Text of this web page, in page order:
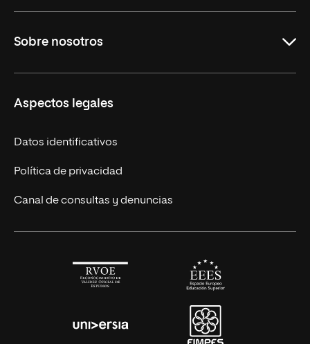
Licenciaturas en línea
Másteres Europeos
Cursos Europeos
Títulos Americanos
Alianza Newman
Sobre nosotros
Nuestros alumnos
Únete a nosotros
Actualidad
Solicita información
Aspectos legales
Datos identificativos
Política de privacidad
Canal de consultas y denuncias